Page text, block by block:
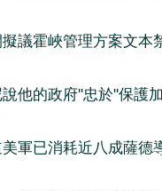
議霍峽管理方案文本
他的政府''忠於''保護
軍已消耗近八成薩德